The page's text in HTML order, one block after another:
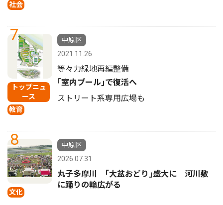
社会
7
トップニュ
ース
教育
中原区
2021.11.26
等々力緑地再編整備
｢室内プール｣で復活へ
ストリート系専用広場も
8
文化
中原区
2026.07.31
丸子多摩川 ｢大盆おどり｣盛大に 河川敷
に踊りの輪広がる